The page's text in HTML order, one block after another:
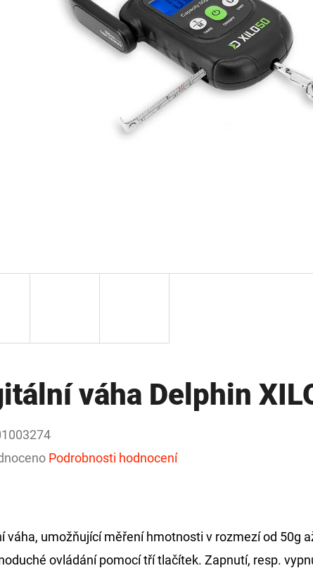
váha Delphin
Podrobnosti hodnocení
váha, umožňující měření hmotnosti v rozmezí od 50g
ovládání pomocí tří tlačítek. Zapnutí, resp.
ZÁTĚŽ DELPHIN
S OTVOREM
FOX CARP SUB FLOAT
202 Kč
Původně: 225 Kč